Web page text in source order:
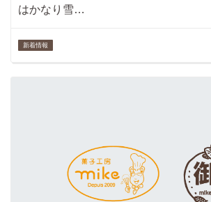
はかなり雪…
新着情報